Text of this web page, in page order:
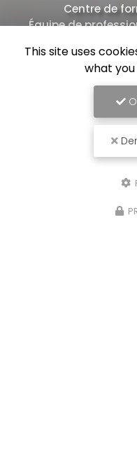
Centre de
Équipe de
This site uses
what